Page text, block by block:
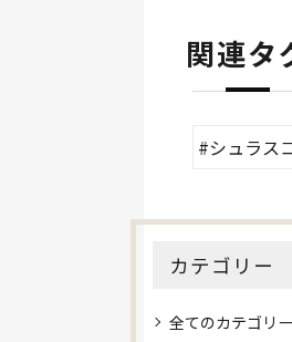
関連タ
#シュラス
カテゴリー
全てのカテゴリー